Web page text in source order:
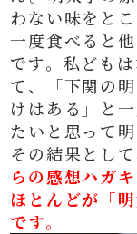
わない味をと
一度食べると
です。私ども
て、「下関の
けはある」と
たいと思って
その結果として
らの感想ハガ
ほとんどが「
です。